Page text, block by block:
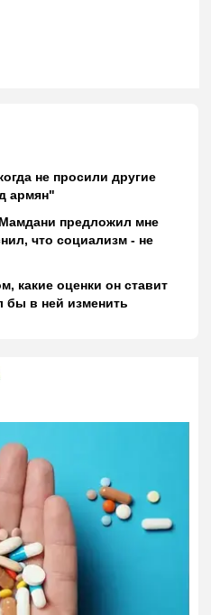
не просили другие
армян"
предложил мне
что социализм - не
какие оценки он ставит
бы в ней изменить